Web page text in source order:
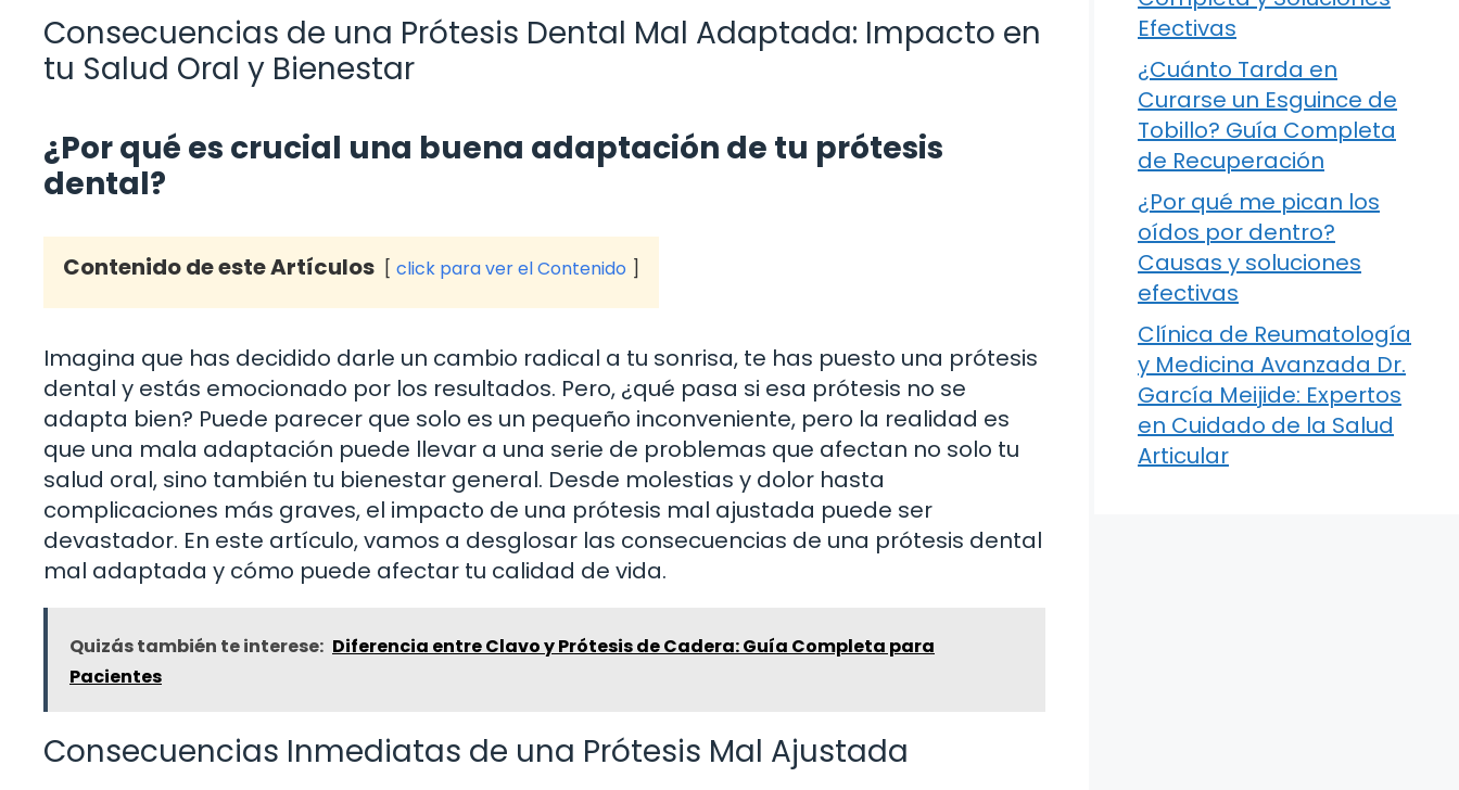
Consecuencias de una Prótesis Dental Mal Adaptada: Impacto en
tu Salud Oral y Bienestar
¿Por qué es crucial una buena adaptación de tu prótesis
dental?
Contenido de este Artículos click para ver el Contenido
Imagina que has decidido darle un cambio radical a tu sonrisa, te has puesto una prótesis
dental y estás emocionado por los resultados. Pero, ¿qué pasa si esa prótesis no se
adapta bien? Puede parecer que solo es un pequeño inconveniente, pero la realidad es
que una mala adaptación puede llevar a una serie de problemas que afectan no solo tu
salud oral, sino también tu bienestar general. Desde molestias y dolor hasta
complicaciones más graves, el impacto de una prótesis mal ajustada puede ser
devastador. En este artículo, vamos a desglosar las consecuencias de una prótesis dental
mal adaptada y cómo puede afectar tu calidad de vida.
Quizás también te interese: Diferencia entre Clavo y Prótesis de Cadera: Guía Completa para
Pacientes
Consecuencias Inmediatas de una Prótesis Mal Ajustada
Efectivas
¿Cuánto Tarda en
Curarse un Esguince de
Tobillo? Guía Completa
de Recuperación
¿Por qué me pican los
oídos por dentro?
Causas y soluciones
efectivas
Clínica de Reumatología
y Medicina Avanzada Dr.
García Meijide: Expertos
en Cuidado de la Salud
Articular